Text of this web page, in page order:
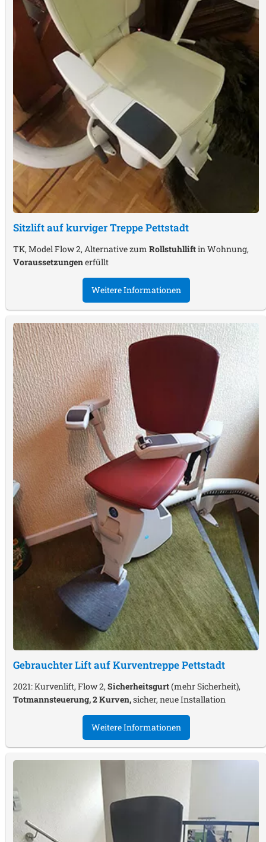
Sitzlift auf kurviger TreppePettstadt
TK, Model Flow 2, Alternative zum Rollstuhlliftin Wohnung,
Voraussetzungenerfüllt
Weitere Informationen
Gebrauchter Lift auf KurventreppePettstadt
2021: Kurvenlift, Flow 2, Sicherheitsgurt(mehr Sicherheit),
Totmannsteuerung, 2 Kurven,sicher, neue Installation
Weitere Informationen